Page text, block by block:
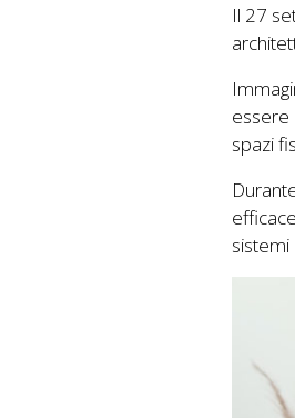
Il 27
essere
spazi